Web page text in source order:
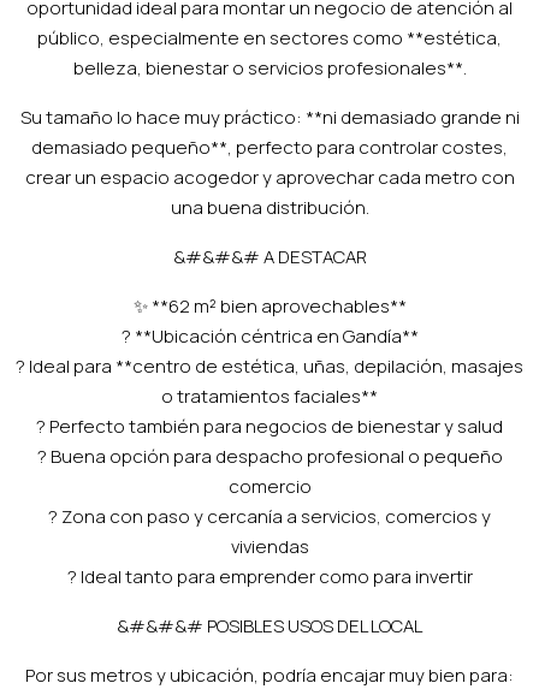
oportunidad ideal para montar un negocio de atención al
público, especialmente en sectores como **estética,
belleza, bienestar o servicios profesionales**.
Su tamaño lo hace muy práctico: **ni demasiado grande ni
demasiado pequeño**, perfecto para controlar costes,
crear un espacio acogedor y aprovechar cada metro con
una buena distribución.
&#&#&# A DESTACAR
✨ **62 m² bien aprovechables**
? **Ubicación céntrica en Gandía**
? Ideal para **centro de estética, uñas, depilación, masajes
o tratamientos faciales**
? Perfecto también para negocios de bienestar y salud
? Buena opción para despacho profesional o pequeño
comercio
? Zona con paso y cercanía a servicios, comercios y
viviendas
? Ideal tanto para emprender como para invertir
&#&#&# POSIBLES USOS DEL LOCAL
Por sus metros y ubicación, podría encajar muy bien para: